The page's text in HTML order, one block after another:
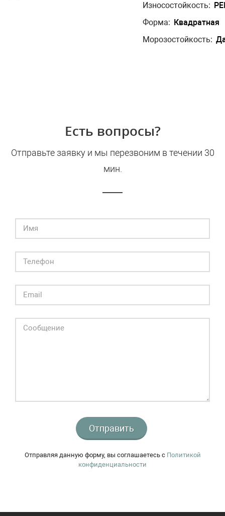
Износостойкость:
Форма: Квадратная
Морозостойкость:
Есть вопросы?
Отправьте заявку и мы перезвоним в течении 30
мин.
Отправить
Отправляя данную форму, вы соглашаетесь c Политикой
конфиденциальности